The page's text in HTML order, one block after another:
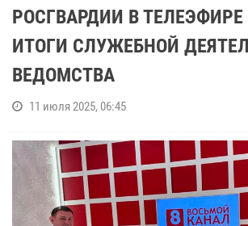
РОСГВАРДИИ В
ИТОГИ СЛУЖЕБНОЙ
ВЕДОМСТВА
11 июля 2025, 06:45